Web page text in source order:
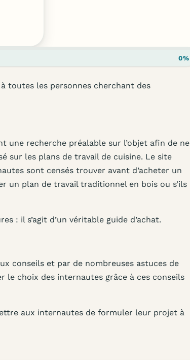
0%
toutes les personnes cherchant des
une recherche préalable sur l’objet afin de ne
sur les plans de travail de cuisine. Le site
sont censés trouver avant d’acheter un
un plan de travail traditionnel en bois ou s’ils
: il s’agit d’un véritable guide d’achat.
conseils et par de nombreuses astuces de
le choix des internautes grâce à ces conseils
aux internautes de formuler leur projet à